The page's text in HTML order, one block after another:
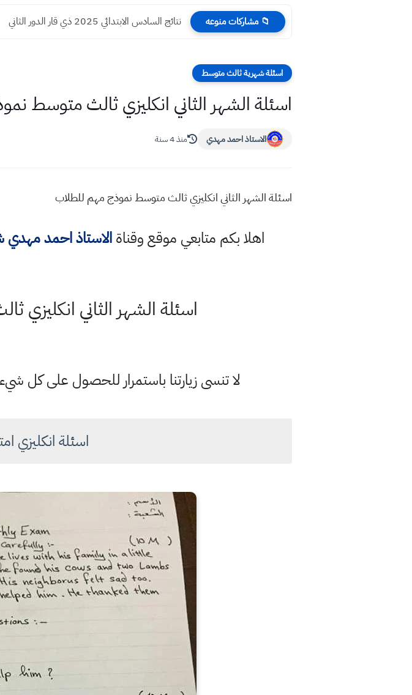
📁 مشاركات منوعه نتائج السادس الابتدائي 2025 ذي قار الدور الثاني
اسئلة شهرية ثالث متوسط
اسئلة الشهر الثاني انكليزي ثالث متوسط
الاستاذ احمد مهدي منذ 4 سنة
اسئلة الشهر الثاني انكليزي ثالث متوسط نموذج مهم للطلاب
اهلا بكم متابعي موقع وقناةالاستاذ احمد مهدي
اسئلة الشهر الثاني
لا تنسى زيارتنا باستمرار للحصول على كل
اسئلة انكليزي